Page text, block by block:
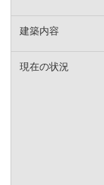
建築内容
現在の状況